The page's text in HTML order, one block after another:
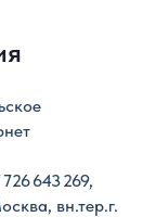
643 269,
вн.тер.г.